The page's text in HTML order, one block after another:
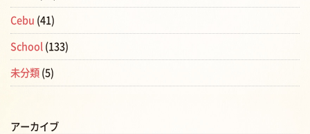
Cebu (41)
School (133)
未分類 (5)
アーカイブ